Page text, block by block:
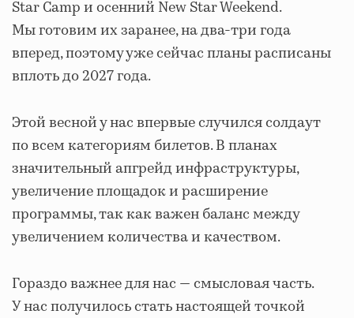
Star Camp и осенний New Star Weekend.
Мы готовим их заранее, на два-три года
вперед, поэтому уже сейчас планы расписаны
вплоть до 2027 года.
Этой весной у нас впервые случился солдаут
по всем категориям билетов. В планах
значительный апгрейд инфраструктуры,
увеличение площадок и расширение
программы, так как важен баланс между
увеличением количества и качеством.
Гораздо важнее для нас — смысловая часть.
У нас получилось стать настоящей точкой